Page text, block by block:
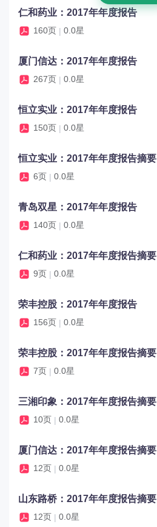
仁和药业：2017年年度报告
160页 | 0.0星
厦门信达：2017年年度报告
267页 | 0.0星
恒立实业：2017年年度报告
150页 | 0.0星
恒立实业：2017年年度报告摘要
6页 | 0.0星
青岛双星：2017年年度报告
140页 | 0.0星
仁和药业：2017年年度报告摘要
9页 | 0.0星
荣丰控股：2017年年度报告
156页 | 0.0星
荣丰控股：2017年年度报告摘要
7页 | 0.0星
三湘印象：2017年年度报告摘要
10页 | 0.0星
厦门信达：2017年年度报告摘要
12页 | 0.0星
山东路桥：2017年年度报告摘要
12页 | 0.0星